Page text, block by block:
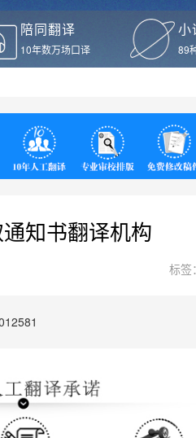
译
版翻
陪同翻译
10年数万场口译
小
89
知书翻译机构
标签：